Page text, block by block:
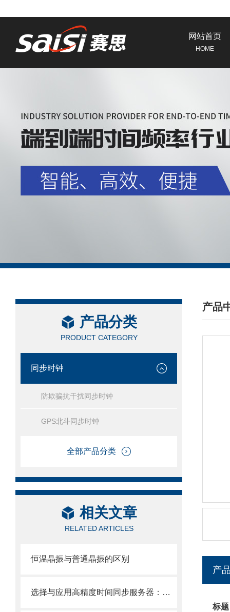
网站首页
HOME
产品分类
PRODUCT CATEGORY
同步时钟
防欺骗抗干扰同步时钟
GPS北斗同步时钟
全部产品分类
相关文章
RELATED ARTICLES
恒温晶振与普通晶振的区别
选择与应用高精度时间同步服务器：全面指南
产品
/
产
标